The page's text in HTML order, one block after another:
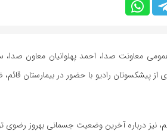
معاونت صدا، احمد پهلوانیان معاون صدا،
از پیشکسوتان رادیو با حضور در بیمارستان
نیز درباره آخرین وضعیت جسمانی بهروز